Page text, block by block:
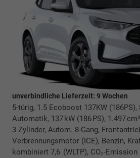
unverbindliche Lieferzeit: 9 Wochen
5-türig, 1.5 Ecoboost 137KW (186PS),
Automatik, 137 kW (186 PS), 1.497
3 Zylinder, Autom. 8-Gang,
Verbrennungsmotor (ICE), Benzin,
kombiniert 7,6 (WLTP), CO₂-